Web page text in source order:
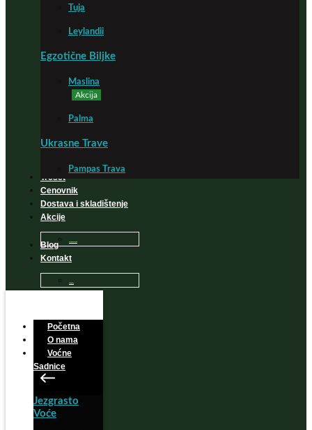
Tuja
Leylandii
Egzotične Biljke
Maslina
Akcija
Palma
Ukrasne Trave
Pampas Trava
Treset
Cenovnik
Dostava i skladištenje
Akcije
Blog
Kontakt
Početna
O nama
Voćne
Sadnice
Jezgrasto
Voće